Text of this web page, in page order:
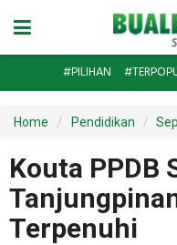
#PILIHAN
Home Pendidikan
Kouta PPDB
Terpenuhi